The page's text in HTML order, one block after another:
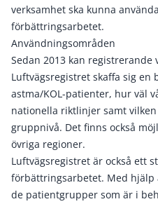
verksamhet ska kunna
förbättringsarbetet.
Användningsområden
Sedan 2013 kan registrerande
Luftvägsregistret skaffa sig en
astma/KOL-patienter, hur väl
nationella riktlinjer samt
gruppnivå. Det finns också
övriga regioner.
Luftvägsregistret är också ett
förbättringsarbetet. Med
de patientgrupper som är i